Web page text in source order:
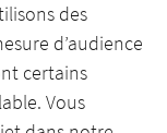
des
d’audience
certains
Vous